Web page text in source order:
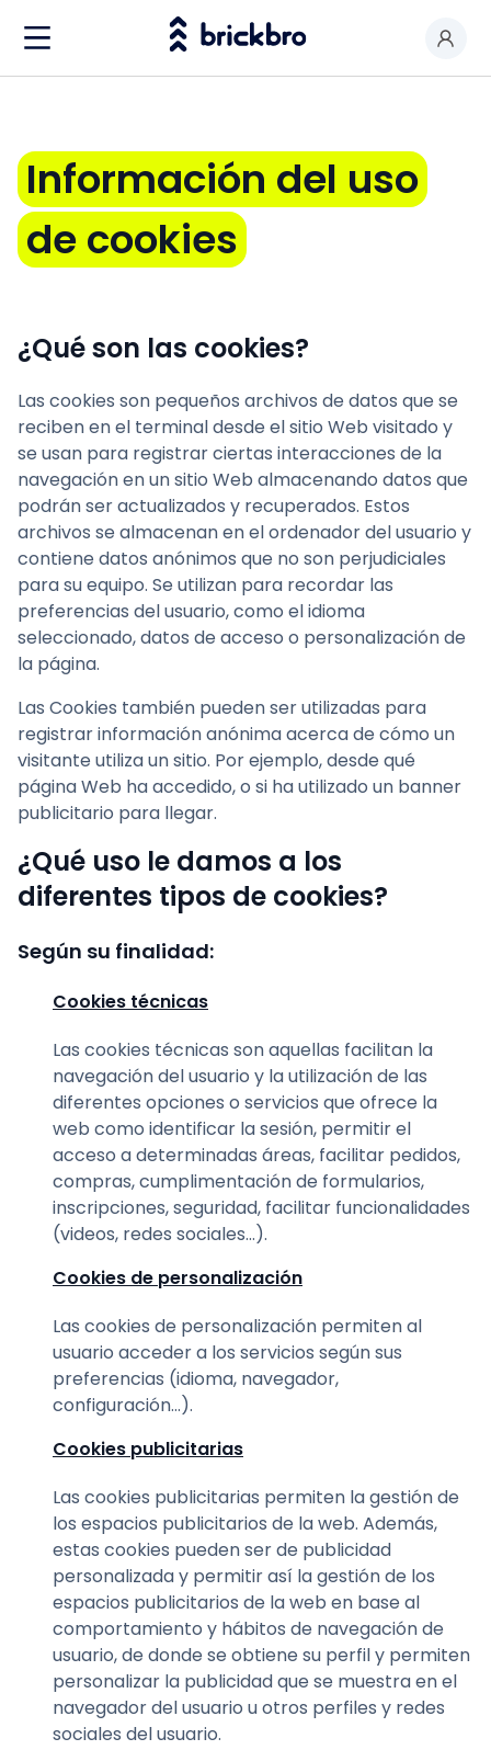
Valorar mi local
Productos
Contactar
Información del uso
decookies
¿Qué son las cookies?
Las cookies son pequeños archivos de datos que se
reciben en el terminal desde el sitio Web visitado y
se usan para registrar ciertas interacciones de la
navegación en un sitio Web almacenando datos que
podrán ser actualizados y recuperados. Estos
archivos se almacenan en el ordenador del usuario y
contiene datos anónimos que no son perjudiciales
para su equipo. Se utilizan para recordar las
preferencias del usuario, como el idioma
seleccionado, datos de acceso o personalización de
la página.
Las Cookies también pueden ser utilizadas para
registrar información anónima acerca de cómo un
visitante utiliza un sitio. Por ejemplo, desde qué
página Web ha accedido, o si ha utilizado un banner
publicitario para llegar.
¿Qué uso le damos a los
diferentes tipos de cookies?
Según su finalidad:
Cookies técnicas
Las cookies técnicas son aquellas facilitan la
navegación del usuario y la utilización de las
diferentes opciones o servicios que ofrece la
web como identificar la sesión, permitir el
acceso a determinadas áreas, facilitar pedidos,
compras, cumplimentación de formularios,
inscripciones, seguridad, facilitar funcionalidades
(videos, redes sociales…).
Cookies de personalización
Las cookies de personalización permiten al
usuario acceder a los servicios según sus
preferencias (idioma, navegador,
configuración…).
Cookies publicitarias
Las cookies publicitarias permiten la gestión de
los espacios publicitarios de la web. Además,
estas cookies pueden ser de publicidad
personalizada y permitir así la gestión de los
espacios publicitarios de la web en base al
comportamiento y hábitos de navegación de
usuario, de donde se obtiene su perfil y permiten
personalizar la publicidad que se muestra en el
navegador del usuario u otros perfiles y redes
sociales del usuario.